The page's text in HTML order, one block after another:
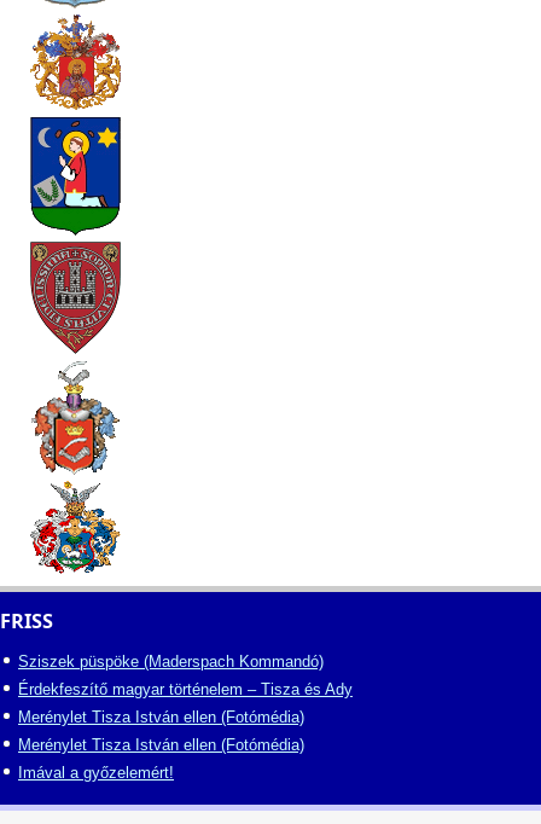
FRISS
Sziszek püspöke (Maderspach Kommandó)
Érdekfeszítő magyar történelem – Tisza és Ady
Merénylet Tisza István ellen (Fotómédia)
Merénylet Tisza István ellen (Fotómédia)
Imával a győzelemért!